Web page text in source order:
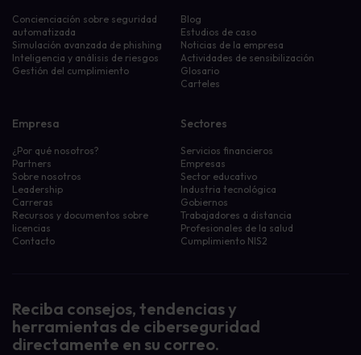
Concienciación sobre seguridad
automatizada
Simulación avanzada de phishing
Inteligencia y análisis de riesgos
Gestión del cumplimiento
Blog
Estudios de caso
Noticias de la empresa
Actividades de sensibilización
Glosario
Carteles
Empresa
¿Por qué nosotros?
Partners
Sobre nosotros
Leadership
Carreras
Recursos y documentos sobre
licencias
Contacto
Sectores
Servicios financieros
Empresas
Sector educativo
Industria tecnológica
Gobiernos
Trabajadores a distancia
Profesionales de la salud
Cumplimiento NIS2
Reciba consejos, tendencias y
herramientas de ciberseguridad
directamente en su correo.